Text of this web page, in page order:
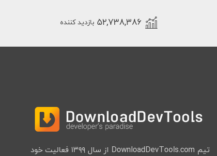
۵۲,۷۳۸,۳۸۶ بازدید کننده
تیم DownloadDevTools.com از سال ۱۳۹۹ فعالیت خود